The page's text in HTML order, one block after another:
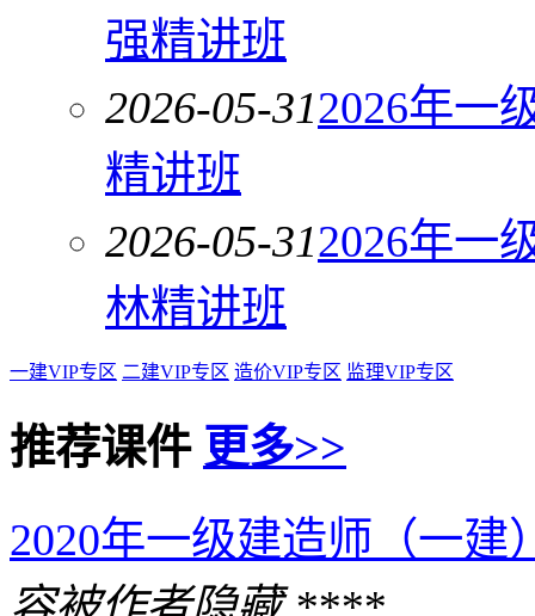
强精讲班
2026-05-312026年一
精讲班
2026-05-312026年一
林精讲班
一建VIP专区 二建VIP专区 造价VIP专区 监理VIP专区
推荐课件 更多>>
2020年一级建造师（一建